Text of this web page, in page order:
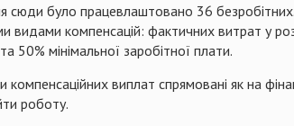
сюди було працевлаштовано 36
видами компенсацій: фактичних витрат у
50% мінімальної заробітної плати.
компенсаційних виплат спрямовані як на
роботу.